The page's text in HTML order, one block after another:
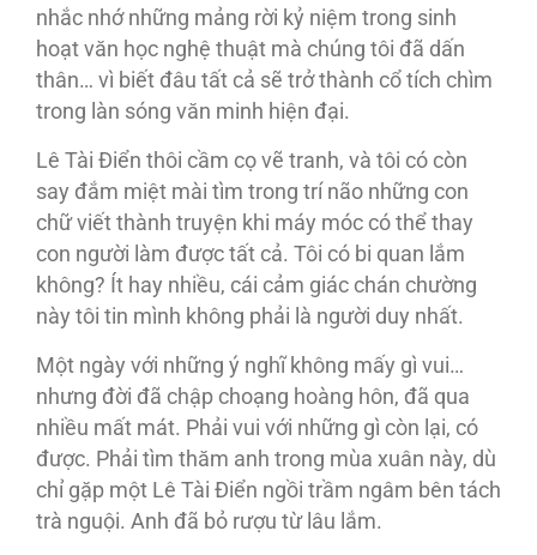
nhắc nhớ những mảng rời kỷ niệm trong sinh
hoạt văn học nghệ thuật mà chúng tôi đã dấn
thân… vì biết đâu tất cả sẽ trở thành cổ tích chìm
trong làn sóng văn minh hiện đại.
Lê Tài Điển thôi cầm cọ vẽ tranh, và tôi có còn
say đắm miệt mài tìm trong trí não những con
chữ viết thành truyện khi máy móc có thể thay
con người làm được tất cả. Tôi có bi quan lắm
không? Ít hay nhiều, cái cảm giác chán chường
này tôi tin mình không phải là người duy nhất.
Một ngày với những ý nghĩ không mấy gì vui…
nhưng đời đã chập choạng hoàng hôn, đã qua
nhiều mất mát. Phải vui với những gì còn lại, có
được. Phải tìm thăm anh trong mùa xuân này, dù
chỉ gặp một Lê Tài Điển ngồi trầm ngâm bên tách
trà nguội. Anh đã bỏ rượu từ lâu lắm.